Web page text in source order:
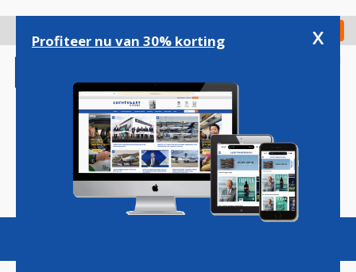
gaan
Check in
Magazine Podcasts Vacatures
Profiteer nu van 30% korting x